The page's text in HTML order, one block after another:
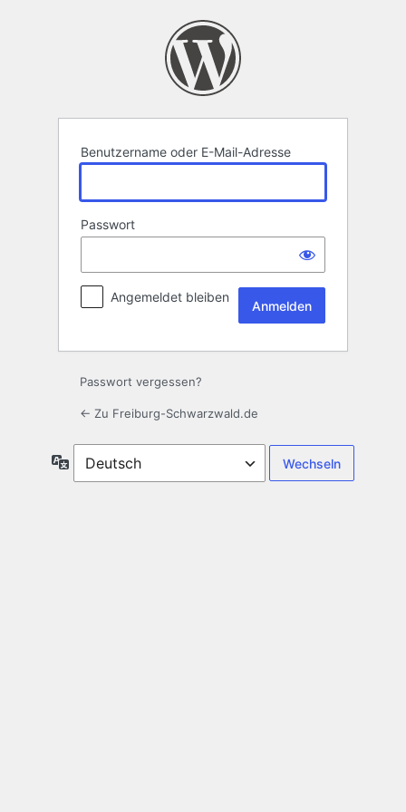
Benutzername oder E-Mail-Adresse
Passwort
Angemeldet bleiben
Passwort vergessen?
← Zu Freiburg-Schwarzwald.de
Sprache